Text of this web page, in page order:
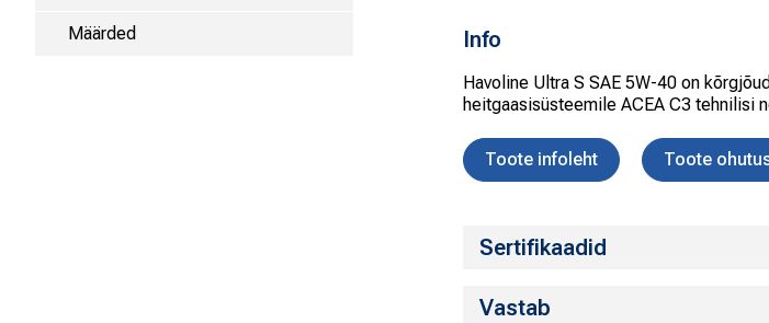
Määrded Info
Havoline Ultra S SAE 5W-40 on
heitgaasisüsteemile ACEA C3 tehnilisi
Toote infoleht Toote
Sertifikaadid
Vastab